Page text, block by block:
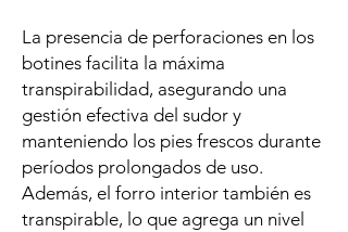
La presencia de perforaciones en los
botines facilita la máxima
transpirabilidad, asegurando una
gestión efectiva del sudor y
manteniendo los pies frescos durante
períodos prolongados de uso.
Además, el forro interior también es
transpirable, lo que agrega un nivel